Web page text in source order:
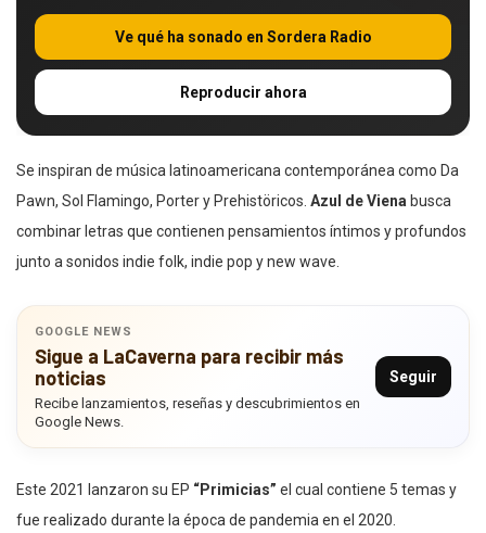
Ve qué ha sonado en Sordera Radio
Reproducir ahora
Se inspiran de música latinoamericana contemporánea como Da
Pawn, Sol Flamingo, Porter y Prehistöricos. Azul de Viena busca
combinar letras que contienen pensamientos íntimos y profundos
junto a sonidos indie folk, indie pop y new wave.
GOOGLE NEWS
Sigue a LaCaverna para recibir más
noticias
Recibe lanzamientos, reseñas y descubrimientos en
Google News.
Seguir
Este 2021 lanzaron su EP “Primicias” el cual contiene 5 temas y
fue realizado durante la época de pandemia en el 2020.